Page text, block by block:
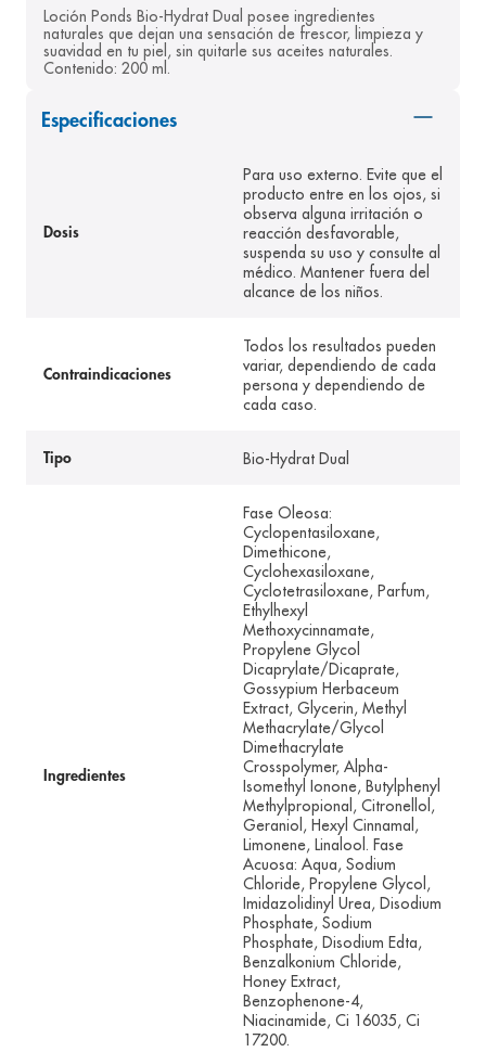
Loción Ponds Bio-Hydrat Dual posee ingredientes
naturales que dejan una sensación de frescor, limpieza y
suavidad en tu piel, sin quitarle sus aceites naturales.
Contenido: 200 ml.
Especificaciones
Dosis
Para uso externo. Evite que el
producto entre en los ojos, si
observa alguna irritación o
reacción desfavorable,
suspenda su uso y consulte al
médico. Mantener fuera del
alcance de los niños.
Contraindicaciones
Todos los resultados pueden
variar, dependiendo de cada
persona y dependiendo de
cada caso.
Tipo Bio-Hydrat Dual
Ingredientes
Fase Oleosa:
Cyclopentasiloxane,
Dimethicone,
Cyclohexasiloxane,
Cyclotetrasiloxane, Parfum,
Ethylhexyl
Methoxycinnamate,
Propylene Glycol
Dicaprylate/Dicaprate,
Gossypium Herbaceum
Extract, Glycerin, Methyl
Methacrylate/Glycol
Dimethacrylate
Crosspolymer, Alpha-
Isomethyl Ionone, Butylphenyl
Methylpropional, Citronellol,
Geraniol, Hexyl Cinnamal,
Limonene, Linalool. Fase
Acuosa: Aqua, Sodium
Chloride, Propylene Glycol,
Imidazolidinyl Urea, Disodium
Phosphate, Sodium
Phosphate, Disodium Edta,
Benzalkonium Chloride,
Honey Extract,
Benzophenone-4,
Niacinamide, Ci 16035, Ci
17200.
9. panolini
10.prueba embarazo